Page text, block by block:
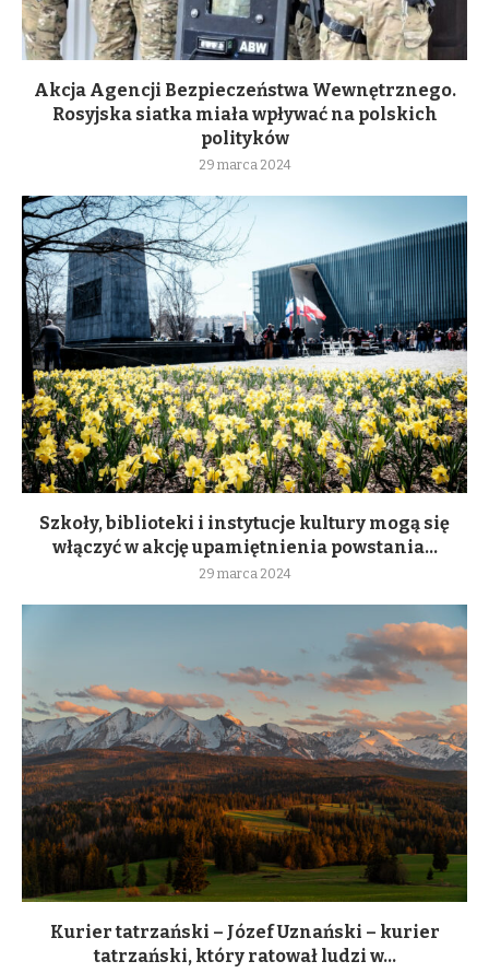
Akcja Agencji Bezpieczeństwa Wewnętrznego.
Rosyjska siatka miała wpływać na polskich
polityków
29 marca 2024
Szkoły, biblioteki i instytucje kultury mogą się
włączyć w akcję upamiętnienia powstania...
29 marca 2024
Kurier tatrzański – Józef Uznański – kurier
tatrzański, który ratował ludzi w...